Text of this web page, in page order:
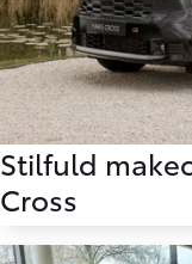
Stilfuld
Cross